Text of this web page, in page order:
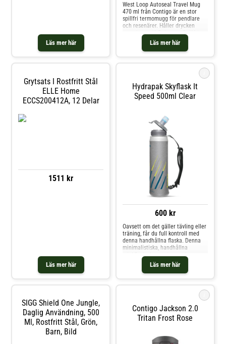
Läs mer här Läs mer här
West Loop Autoseal Travel Mug
470 ml från Contigo är en stor
spillfri termomugg för pendlare
och resenärer. Håller drycken
varm i upp till 5 timmar. Spillfri
och läckagesäker med
AUTOSEAL™-teknologi Enkel och
praktisk knapp THERMALOCK™-
drycker varma i upp till 5 timmar
och kalla drycker kalla i upp till 12
timmar Locket är lätt att rengöra
Locket kan diskas i diskmaskin på
övre hyllan. Kärlet kan endast
Grytsats I Rostfritt Stål
ELLE Home
ECCS200412A, 12 Delar
1511 kr
Läs mer här
Hydrapak Skyflask It
Speed 500ml Clear
600 kr
Läs mer här
Oavsett om det gäller tävling eller
träning, får du full kontroll med
denna handhållna flaska. Denna
minimalistiska, handhållna
tumögla som gör att du kan hålla
flaskan säkert utan att slösa
energi på att greppa eller
den kan hållas i båda händerna.
Den mjuka neoprenöglan ger en
bekväm och skavfri passform. Den
justerbara, svettsäkra remmen
kardborreförslutning. Dessutom är
SIGG Shield One Jungle,
Daglig Användning, 500
Ml, Rostfritt Stål, Grön,
Barn, Bild
Contigo Jackson 2.0
Tritan Frost Rose